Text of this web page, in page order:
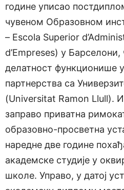
године уписао
чувеном Образовном
– Escola Superior
d’Empreses) у
делатност функционише
партнерства са
(Universitat Ramon Llull).
заправо приватна
образовно-просветна
наредне две године
академске студије у
школе. Управо, у датој